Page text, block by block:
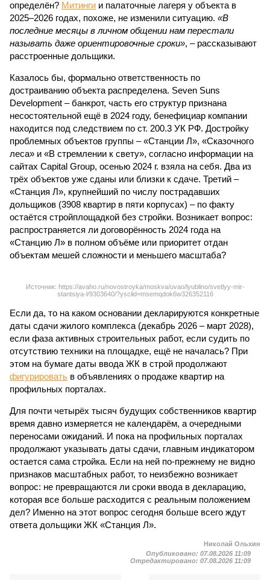
определён? Митинги и палаточные лагеря у объекта в
2025–2026 годах, похоже, не изменили ситуацию. «В
последние месяцы в личном общении нам перестали
называть даже ориентировочные сроки», – рассказывают
расстроенные дольщики.
Казалось бы, формально ответственность по
достраиванию объекта распределена. Seven Suns
Development – банкрот, часть его структур признана
несостоятельной ещё в 2024 году, бенефициар компании
находится под следствием по ст. 200.3 УК РФ. Достройку
проблемных объектов группы – «Станции Л», «Сказочного
леса» и «В стремлении к свету», согласно информации на
сайтах Capital Group, осенью 2024 г. взяла на себя. Два из
трёх объектов уже сданы или близки к сдаче. Третий –
«Станция Л», крупнейший по числу пострадавших
дольщиков (3908 квартир в пяти корпусах) – по факту
остаётся стройплощадкой без стройки. Возникает вопрос:
распространяется ли договорённость 2024 года на
«Станцию Л» в полном объёме или приоритет отдан
объектам мешей сложности и меньшего масштаба?
Источник: https://avaho.ru/novostroyka/moskva/uvao/lyublino/svetlyy-mir-
stantsiya-l/9303640/?ysclid=msemqdok6w326352116
Если да, то на каком основании декларируются конкретные
даты сдачи жилого комплекса (декабрь 2026 – март 2028),
если фаза активных строительных работ, если судить по
отсутствию техники на площадке, ещё не началась? При
этом на бумаге даты ввода ЖК в строй продолжают
фигурировать в объявлениях о продаже квартир на
профильных порталах.
Для почти четырёх тысяч будущих собственников квартир
время давно измеряется не календарём, а очередными
переносами ожиданий. И пока на профильных порталах
продолжают указывать даты сдачи, главным индикатором
остается сама стройка. Если на ней по-прежнему не видно
признаков масштабных работ, то неизбежно возникает
вопрос: не превращаются ли сроки ввода в декларацию,
которая все больше расходится с реальным положением
дел? Именно на этот вопрос сегодня больше всего ждут
ответа дольщики ЖК «Станция Л».
Николай Ольхин
Опубликовано: 07.08.2026 11:09
Отредактировано: 07.08.2026 11:09